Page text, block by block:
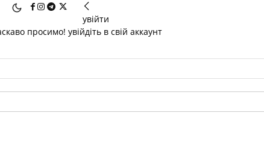
увійти
просимо! увійдіть в свій аккаунт